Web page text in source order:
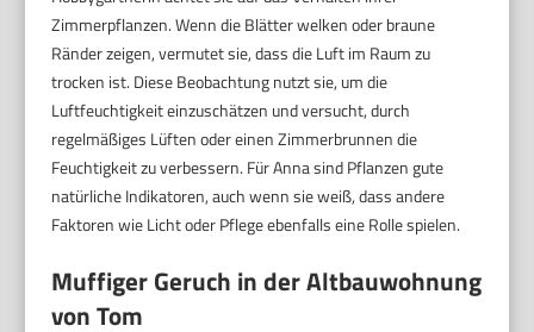
Zimmerpflanzen. Wenn die Blätter welken oder braune
Ränder zeigen, vermutet sie, dass die Luft im Raum zu
trocken ist. Diese Beobachtung nutzt sie, um die
Luftfeuchtigkeit einzuschätzen und versucht, durch
regelmäßiges Lüften oder einen Zimmerbrunnen die
Feuchtigkeit zu verbessern. Für Anna sind Pflanzen gute
natürliche Indikatoren, auch wenn sie weiß, dass andere
Faktoren wie Licht oder Pflege ebenfalls eine Rolle spielen.
Muffiger Geruch in der Altbauwohnung
von Tom